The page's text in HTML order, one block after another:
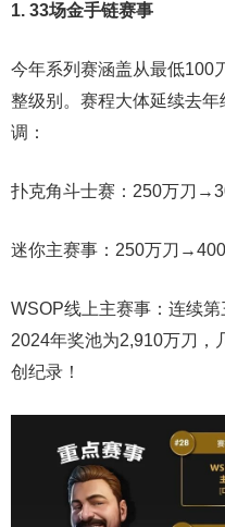
1. 33场金手链赛事
今年系列赛涵盖从最低100
整级别。赛程大体延续去
调：
扑克角斗士赛：250万刀
迷你主赛事：250万刀
WSOP线上主赛事：连续
2024年奖池为2,910万刀，
创纪录！